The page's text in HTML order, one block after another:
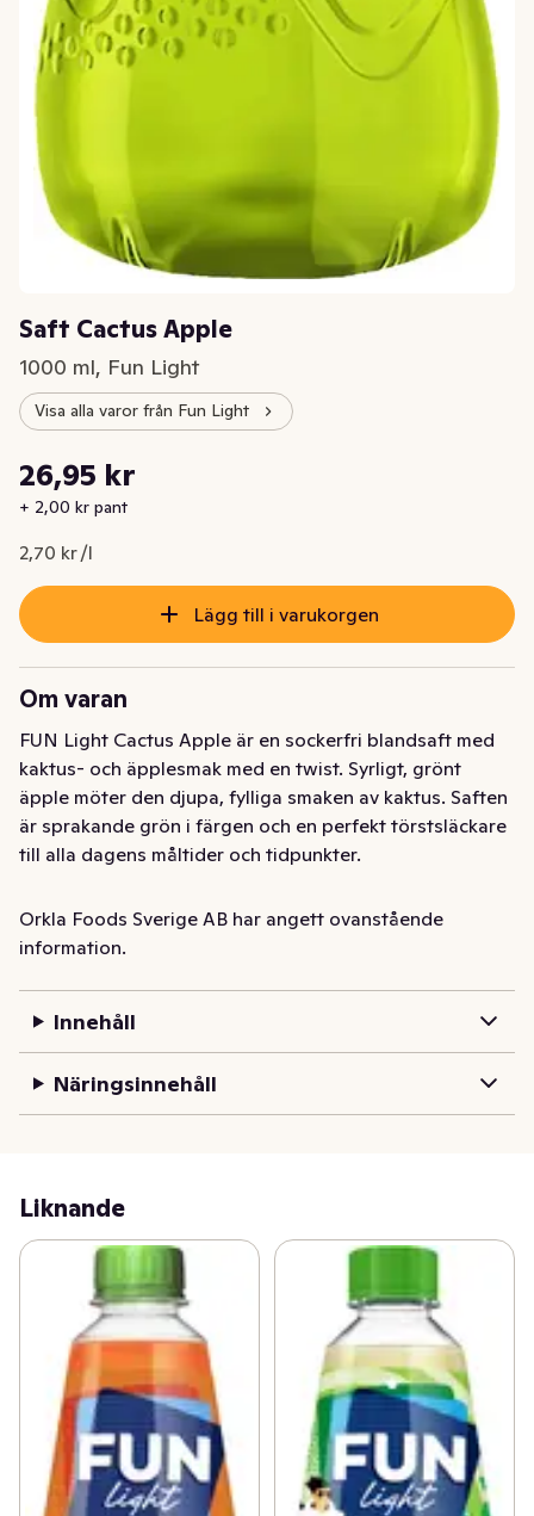
Saft Cactus Apple
1000 ml, Fun Light
Visa alla varor från Fun Light
Nuvarande pris är: 26,95 kr
26,95 kr
+ 2,00 kr pant
2,70 kr /l
Styckpris: 2,70 kr /l
Lägg till i varukorgen
Om varan
FUN Light Cactus Apple är en sockerfri blandsaft med
kaktus- och äpplesmak med en twist. Syrligt, grönt
äpple möter den djupa, fylliga smaken av kaktus. Saften
är sprakande grön i färgen och en perfekt törstsläckare
till alla dagens måltider och tidpunkter.
Bring out the fun in water! Saften spädes 1 + 9 vilket ger
10 liter saft per flaska med antingen stilla vatten eller
FUN Light - den utan socker, är en sockerfri saft med
noll kalorier. Tillverkad i Sverige och innehåller endast
naturliga aromer. Flaskan går givetvis att panta. Förvara
öppnad flaska kallt för att maximera produktens
Orkla Foods Sverige AB har angett ovanstående
information.
Innehåll
Näringsinnehåll
Liknande